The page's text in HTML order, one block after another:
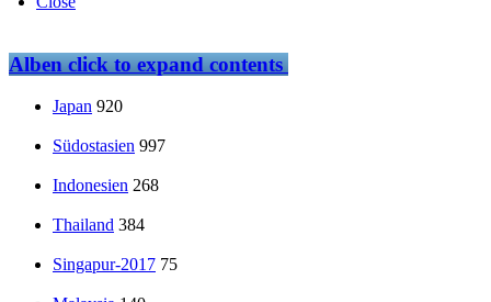
Albenclick to expand contents
Japan 920
Südostasien 997
Indonesien 268
Thailand 384
Singapur-2017 75